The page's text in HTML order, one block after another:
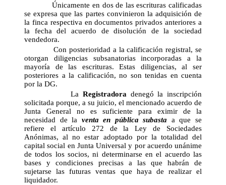
Únicamente en dos de las escrituras calificadas
se expresa que las partes convinieron la adquisición de
la finca respectiva en documentos privados anteriores a
la fecha del acuerdo de disolución de la sociedad
vendedora.
Con posterioridad a la calificación registral, se
otorgan diligencias subsanatorias incorporadas a la
mayoría de las escrituras. Estas diligencias, al ser
posteriores a la calificación, no son tenidas en cuenta
por la DG.
La Registradoradenegó la inscripción
solicitada porque, a su juicio, el mencionado acuerdo de
Junta General no es suficiente para eximir de la
necesidad de la venta en pública subasta a que se
refiere el artículo 272 de la Ley de Sociedades
Anónimas, al no estar adoptado por la totalidad del
capital social en Junta Universal y por acuerdo unánime
de todos los socios, ni determinarse en el acuerdo las
bases y condiciones precisas a las que habrán de
sujetarse las futuras ventas que haya de realizar el
liquidador.